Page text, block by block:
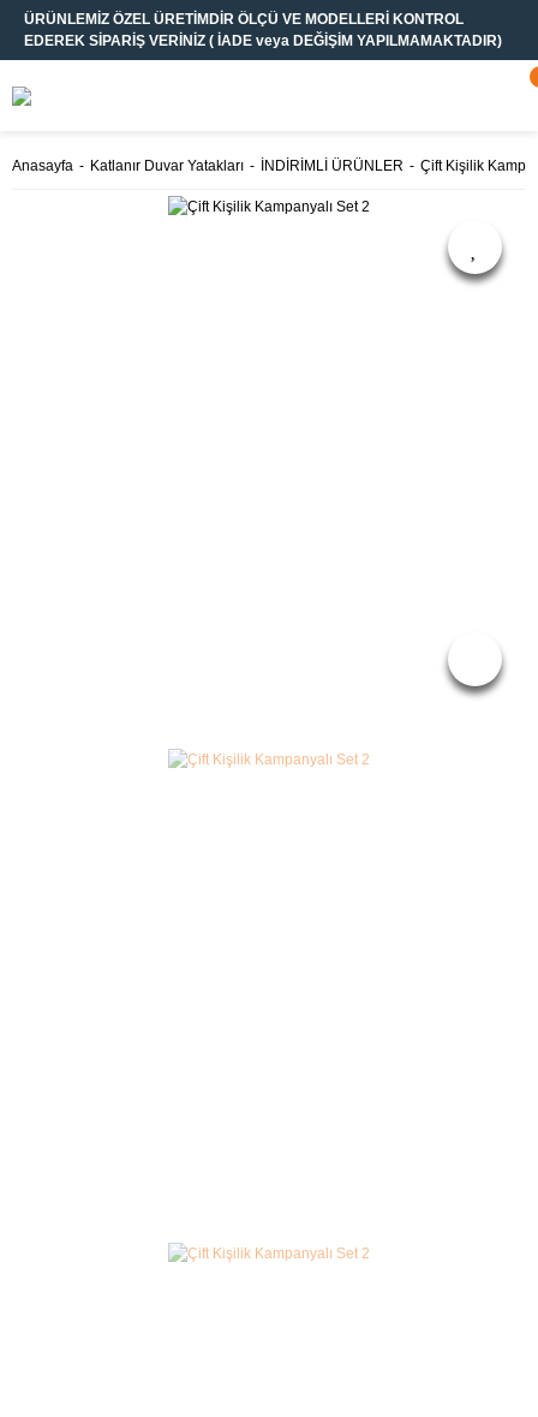
ÜRÜNLEMİZ ÖZEL ÜRETİMDİR ÖLÇÜ VE MODELLERİ KONTROL
EDEREK SİPARİŞ VERİNİZ ( İADE veya DEĞİŞİM YAPILMAMAKTADIR)
Anasayfa Katlanır Duvar Yatakları İNDİRİMLİ ÜRÜNLER Çift Kişilik